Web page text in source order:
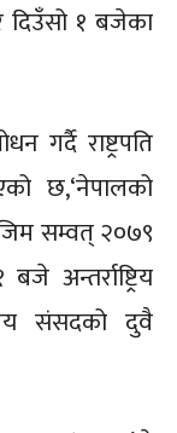
दिउँसो १ बजेका
गर्दै राष्ट्रपति
छ,‘नेपालको
सम्वत् २०७९
संसदको दुवै